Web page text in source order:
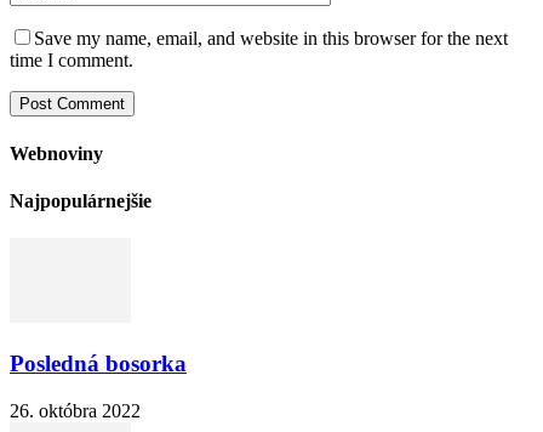
Save my name, email, and website in this browser for the next
time I comment.
Webnoviny
Najpopulárnejšie
Posledná bosorka
26. októbra 2022